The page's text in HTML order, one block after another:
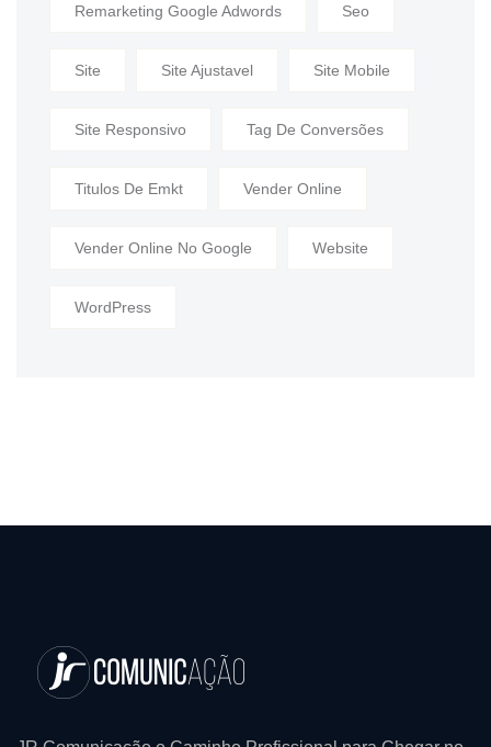
Remarketing Google Adwords Seo
Site Site Ajustavel Site Mobile
Site Responsivo Tag De Conversões
Titulos De Emkt Vender Online
Vender Online No Google Website
WordPress